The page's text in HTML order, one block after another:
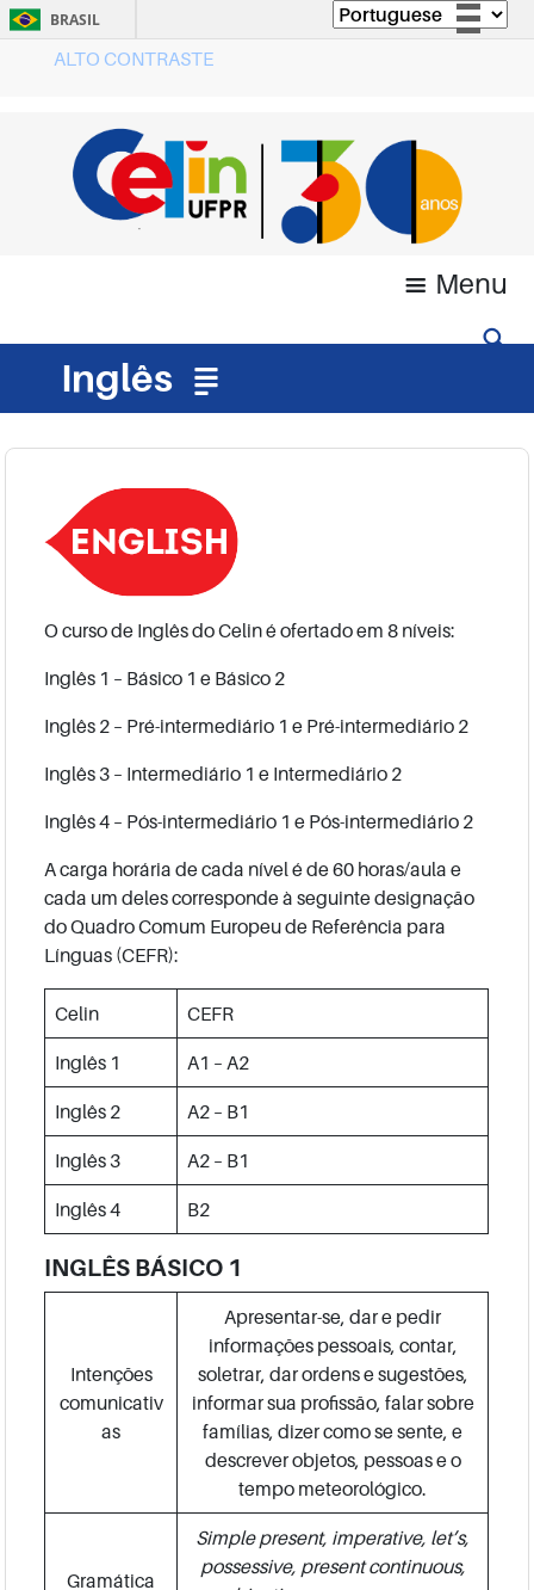
BRASIL
Acesso à informação
Legislação
Canais
ALTO CONTRASTE
Menu
Inglês
O curso de Inglês do Celin é ofertado em 8 níveis:
Inglês 1 – Básico 1 e Básico 2
Inglês 2 – Pré-intermediário 1 e Pré-intermediário 2
Inglês 3 – Intermediário 1 e Intermediário 2
Inglês 4 – Pós-intermediário 1 e Pós-intermediário 2
A carga horária de cada nível é de 60 horas/aula e
cada um deles corresponde à seguinte designação
do Quadro Comum Europeu de Referência para
Línguas (CEFR):
Celin CEFR
Inglês 1 A1 – A2
Inglês 2 A2 – B1
Inglês 3 A2 – B1
Inglês 4 B2
INGLÊS BÁSICO 1
Intenções
comunicativ
as
Apresentar-se, dar e pedir
informações pessoais, contar,
soletrar, dar ordens e sugestões,
informar sua profissão, falar sobre
famílias, dizer como se sente, e
descrever objetos, pessoas e o
tempo meteorológico.
Gramática
Simple present, imperative, let’s,
possessive, present continuous,